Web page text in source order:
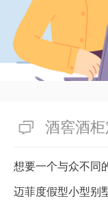
酒窖酒
想要一个与众不同
迈菲度假型小型别